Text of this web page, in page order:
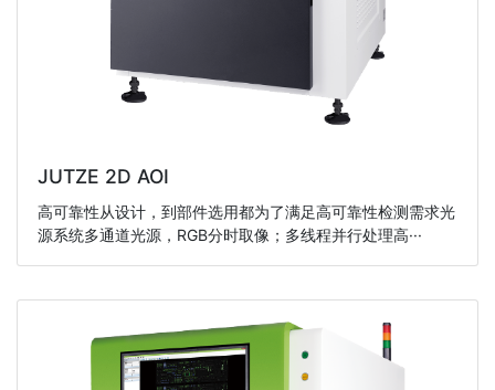
JUTZE 2D AOI
高可靠性从设计，到部件选用都为了满足高可靠性检测需求光
源系统多通道光源，RGB分时取像；多线程并行处理高···